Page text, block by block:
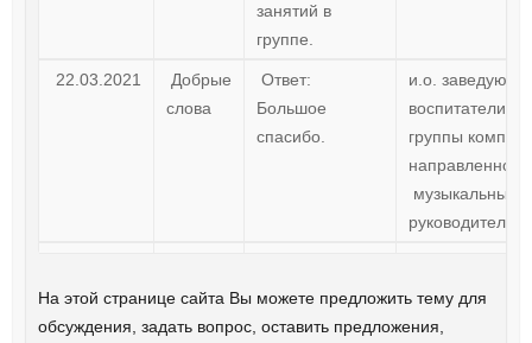
занятий в
группе.
22.03.2021
Добрые
слова
Ответ:
Большое
спасибо.
и.о.
воспитатели
группы
музыкальный
руководитель.
На этой странице сайта Вы можете предложить тему для
обсуждения, задать вопрос, оставить предложения,